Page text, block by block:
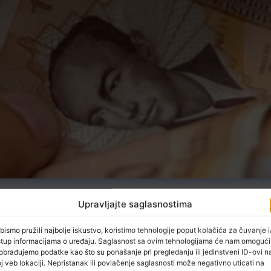
Upravljajte saglasnostima
pružili najbolje iskustvo, koristimo tehnologije poput kolačića za čuvanje
informacijama o uređaju. Saglasnost sa ovim tehnologijama će nam
podatke kao što su ponašanje pri pregledanju ili jedinstveni ID-ovi
veb lokaciji. Nepristanak ili povlačenje saglasnosti može negativno uticati na
849 KM i nominalno je niža za 0,5 posto u odnosu na
2016.
pružanja smještaja, te pripreme i usluživanja hrane,
u administrativnim i pomoćnim uslužnim djelatnostima